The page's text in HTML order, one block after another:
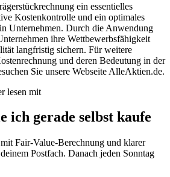
ein essentielles
Kostenkontrolle und ein optimales
Unternehmen. Durch die Anwendung
ihre Wettbewerbsfähigkeit
langfristig sichern. Für weitere
und deren Bedeutung in der
Sie unsere Webseite AlleAktien.de.
lesen mit
ich gerade selbst kaufe
Fair-Value-Berechnung und klarer
Postfach. Danach jeden Sonntag